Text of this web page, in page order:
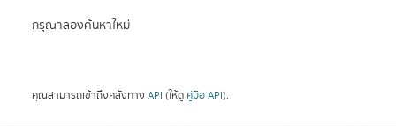
กรุณาลองค้นหาใหม่
คุณสามารถเข้าถึงคลังทาง API (ให้ดู คู่มือ API).